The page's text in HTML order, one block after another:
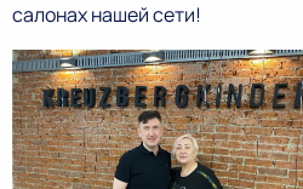
салонах нашей сети!